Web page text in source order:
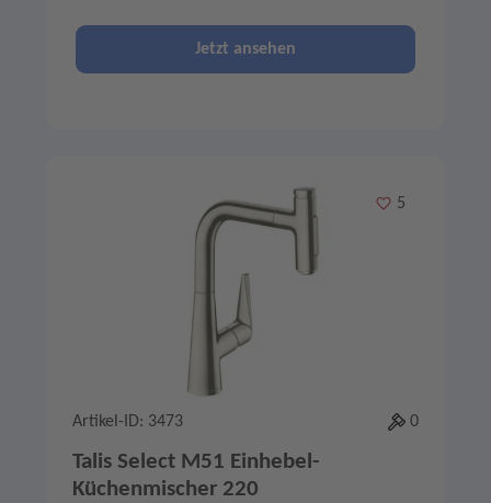
Jetzt ansehen
Merken
5
Artikel-ID: 3473 0
Talis Select M51 Einhebel-
Küchenmischer 220